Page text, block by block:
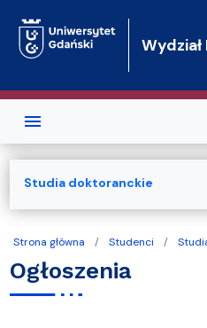
Wydział
Strona główna Studenci
Ogłoszenia
Studia doktoranckie